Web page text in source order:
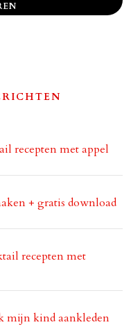
recepten met appel
+ gratis download
recepten met
mijn kind aankleden